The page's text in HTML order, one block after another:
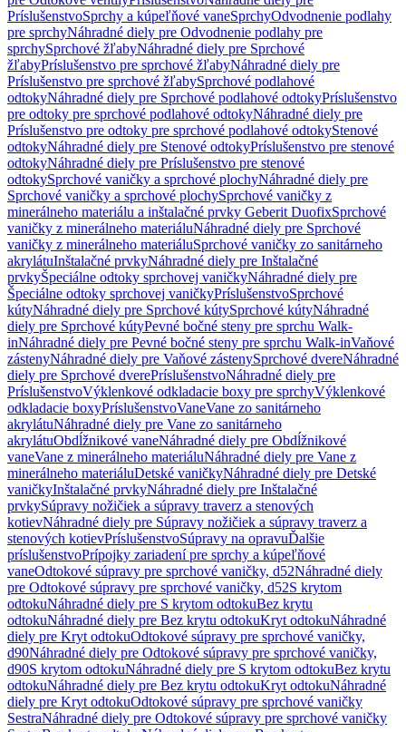
PríslušenstvoSprchy a kúpeľňové vaneSprchyOdvodnenie podlahy
pre sprchyNáhradné diely pre Odvodnenie podlahy pre
sprchySprchové žľabyNáhradné diely pre Sprchové
žľabyPríslušenstvo pre sprchové žľabyNáhradné diely pre
Príslušenstvo pre sprchové žľabySprchové podlahové
odtokyNáhradné diely pre Sprchové podlahové odtokyPríslušenstvo
pre odtoky pre sprchové podlahové odtokyNáhradné diely pre
Príslušenstvo pre odtoky pre sprchové podlahové odtokyStenové
odtokyNáhradné diely pre Stenové odtokyPríslušenstvo pre stenové
odtokyNáhradné diely pre Príslušenstvo pre stenové
odtokySprchové vaničky a sprchové plochyNáhradné diely pre
Sprchové vaničky a sprchové plochySprchové vaničky z
minerálneho materiálu a inštalačné prvky Geberit DuofixSprchové
vaničky z minerálneho materiáluNáhradné diely pre Sprchové
vaničky z minerálneho materiáluSprchové vaničky zo sanitárneho
akrylátuInštalačné prvkyNáhradné diely pre Inštalačné
prvkyŠpeciálne odtoky sprchovej vaničkyNáhradné diely pre
Špeciálne odtoky sprchovej vaničkyPríslušenstvoSprchové
kútyNáhradné diely pre Sprchové kútySprchové kútyNáhradné
diely pre Sprchové kútyPevné bočné steny pre sprchu Walk-
inNáhradné diely pre Pevné bočné steny pre sprchu Walk-inVaňové
zástenyNáhradné diely pre Vaňové zástenySprchové dvereNáhradné
diely pre Sprchové dverePríslušenstvoNáhradné diely pre
PríslušenstvoVýklenkové odkladacie boxy pre sprchyVýklenkové
odkladacie boxyPríslušenstvoVaneVane zo sanitárneho
akrylátuNáhradné diely pre Vane zo sanitárneho
akrylátuObdĺžnikové vaneNáhradné diely pre Obdĺžnikové
vaneVane z minerálneho materiáluNáhradné diely pre Vane z
minerálneho materiáluDetské vaničkyNáhradné diely pre Detské
vaničkyInštalačné prvkyNáhradné diely pre Inštalačné
prvkySúpravy nožičiek a súpravy traverz a stenových
kotievNáhradné diely pre Súpravy nožičiek a súpravy traverz a
stenových kotievPríslušenstvoSúpravy na opravuĎalšie
príslušenstvoPrípojky zariadení pre sprchy a kúpeľňové
vaneOdtokové súpravy pre sprchové vaničky, d52Náhradné diely
pre Odtokové súpravy pre sprchové vaničky, d52S krytom
odtokuNáhradné diely pre S krytom odtokuBez krytu
odtokuNáhradné diely pre Bez krytu odtokuKryt odtokuNáhradné
diely pre Kryt odtokuOdtokové súpravy pre sprchové vaničky,
d90Náhradné diely pre Odtokové súpravy pre sprchové vaničky,
d90S krytom odtokuNáhradné diely pre S krytom odtokuBez krytu
odtokuNáhradné diely pre Bez krytu odtokuKryt odtokuNáhradné
diely pre Kryt odtokuOdtokové súpravy pre sprchové vaničky
SestraNáhradné diely pre Odtokové súpravy pre sprchové vaničky